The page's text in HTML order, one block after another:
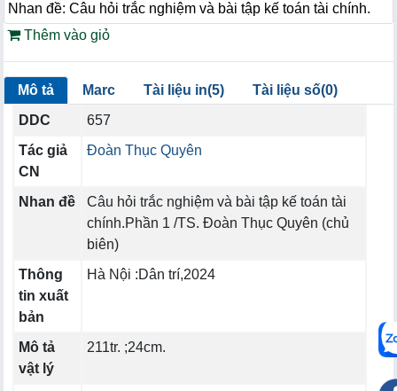
Nhan đề: Câu hỏi trắc nghiệm và bài tập kế toán tài chính.
Thêm vào giỏ
Mô tả Marc Tài liệu in(5)
Tài liệu số(0)
DDC
657
Tác giả
CN
Đoàn Thục Quyên
Nhan đề
Câu hỏi trắc nghiệm và bài tập kế toán tài
chính.Phần 1 /TS. Đoàn Thục Quyên (chủ
biên)
Thông
tin xuất
bản
Hà Nội :Dân trí,2024
Mô tả
vật lý
211tr. ;24cm.